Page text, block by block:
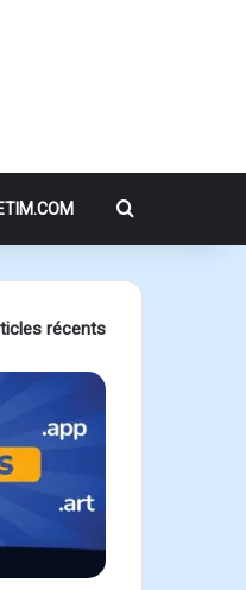
Rechercher
récents